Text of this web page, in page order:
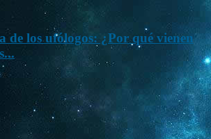
de los ufólogos: ¿Por qué vienen